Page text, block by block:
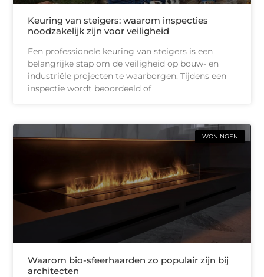
Keuring van steigers: waarom inspecties
noodzakelijk zijn voor veiligheid
Een professionele keuring van steigers is een
belangrijke stap om de veiligheid op bouw- en
industriële projecten te waarborgen. Tijdens een
inspectie wordt beoordeeld of
WONINGEN
Waarom bio-sfeerhaarden zo populair zijn bij
architecten